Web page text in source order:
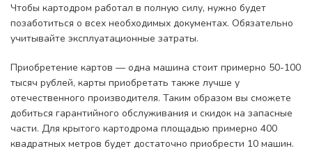
Чтобы картодром работал в полную силу, нужно будет
позаботиться о всех необходимых документах. Обязательно
учитывайте эксплуатационные затраты.
Приобретение картов — одна машина стоит примерно 50-100
тысяч рублей, карты приобретать также лучше у
отечественного производителя. Таким образом вы сможете
добиться гарантийного обслуживания и скидок на запасные
части. Для крытого картодрома площадью примерно 400
квадратных метров будет достаточно приобрести 10 машин.